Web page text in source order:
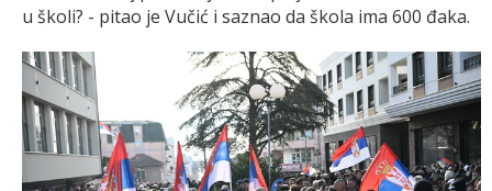
u školi? - pitao je Vučić i saznao da škola ima 600 đaka.